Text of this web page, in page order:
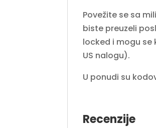
Povežite se sa
biste preuzeli
locked i mogu
US nalogu).
U ponudi su
Recenzije